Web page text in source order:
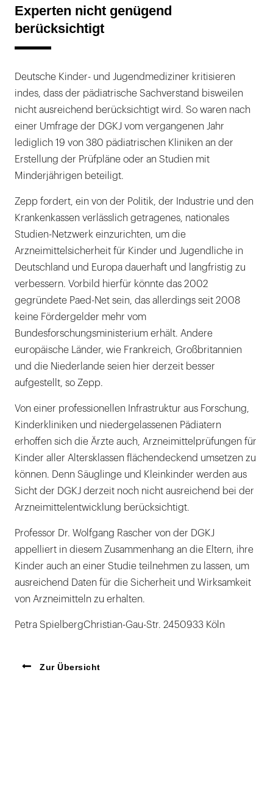
Experten nicht genügend
berücksichtigt
Deutsche Kinder- und Jugendmediziner kritisieren
indes, dass der pädiatrische Sachverstand bisweilen
nicht ausreichend berücksichtigt wird. So waren nach
einer Umfrage der DGKJ vom vergangenen Jahr
lediglich 19 von 380 pädiatrischen Kliniken an der
Erstellung der Prüfpläne oder an Studien mit
Minderjährigen beteiligt.
Zepp fordert, ein von der Politik, der Industrie und den
Krankenkassen verlässlich getragenes, nationales
Studien-Netzwerk einzurichten, um die
Arzneimittelsicherheit für Kinder und Jugendliche in
Deutschland und Europa dauerhaft und langfristig zu
verbessern. Vorbild hierfür könnte das 2002
gegründete Paed-Net sein, das allerdings seit 2008
keine Fördergelder mehr vom
Bundesforschungsministerium erhält. Andere
europäische Länder, wie Frankreich, Großbritannien
und die Niederlande seien hier derzeit besser
aufgestellt, so Zepp.
Von einer professionellen Infrastruktur aus Forschung,
Kinderkliniken und niedergelassenen Pädiatern
erhoffen sich die Ärzte auch, Arzneimittelprüfungen für
Kinder aller Altersklassen flächendeckend umsetzen zu
können. Denn Säuglinge und Kleinkinder werden aus
Sicht der DGKJ derzeit noch nicht ausreichend bei der
Arzneimittelentwicklung berücksichtigt.
Professor Dr. Wolfgang Rascher von der DGKJ
appelliert in diesem Zusammenhang an die Eltern, ihre
Kinder auch an einer Studie teilnehmen zu lassen, um
ausreichend Daten für die Sicherheit und Wirksamkeit
von Arzneimitteln zu erhalten.
Petra SpielbergChristian-Gau-Str. 2450933 Köln
Zur Übersicht